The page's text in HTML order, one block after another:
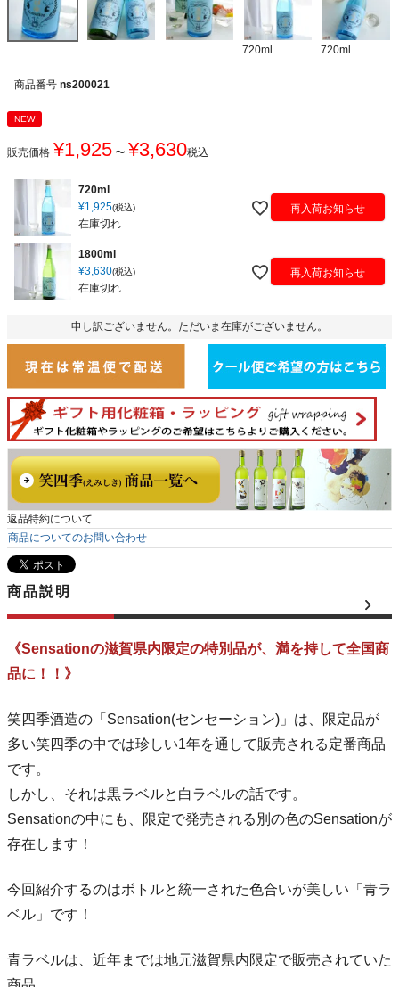
720ml 720ml
商品番号 ns200021
NEW
販売価格 ¥1,925 〜 ¥3,630税込
720ml
¥1,925 税込
在庫切れ
再入荷お知らせ
1800ml
¥3,630 税込
在庫切れ
再入荷お知らせ
申し訳ございません。ただいま在庫がございません。
返品特約について
商品についてのお問い合わせ
商品説明
《Sensationの滋賀県内限定の特別品が、満を持して全国商
品に！！》
笑四季酒造の「Sensation(センセーション)」は、限定品が
多い笑四季の中では珍しい1年を通して販売される定番商品
です。
しかし、それは黒ラベルと白ラベルの話です。
Sensationの中にも、限定で発売される別の色のSensationが
存在します！
今回紹介するのはボトルと統一された色合いが美しい「青ラ
ベル」です！
青ラベルは、近年までは地元滋賀県内限定で販売されていた